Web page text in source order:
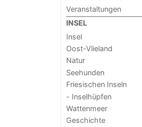
Veranstaltungen
INSEL
Insel
Oost-Vlieland
Natur
Seehunden
Friesischen Inseln
- Inselhüpfen
Wattenmeer
Geschichte